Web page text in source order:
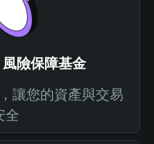
險保障基金
讓您的資產與交易
全